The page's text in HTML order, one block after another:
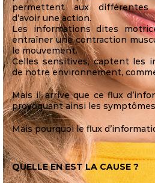
permettent aux différentes
d’avoir une action.
Les informations dites
entraîner une contraction
le mouvement.
Celles sensitives, captent les
de notre environnement,
Mais il arrive que ce flux
provoquant ainsi les
Mais pourquoi le flux
QUELLE EN EST LA CAUSE ?